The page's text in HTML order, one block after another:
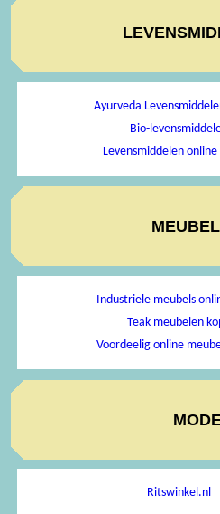
Ayurveda
Bio-
Levensmiddelen online
Industriele meubels
Teak meubelen
Voordeelig online
Ritswinkel.nl